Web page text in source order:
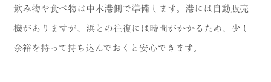
飲み物や食べ物は中木港側で準備します。港には自動販売
機がありますが、浜との往復には時間がかかるため、少し
余裕を持って持ち込んでおくと安心できます。